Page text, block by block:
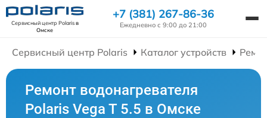
Сервисный центр Polarisв
Омске
+7 (381) 267-86-36
Ежедневно с 9:00 до 21:00
Сервисный центр Polaris Каталог устройств
Ремонт водонагревателя
Polaris Vega T 5.5 в Омске